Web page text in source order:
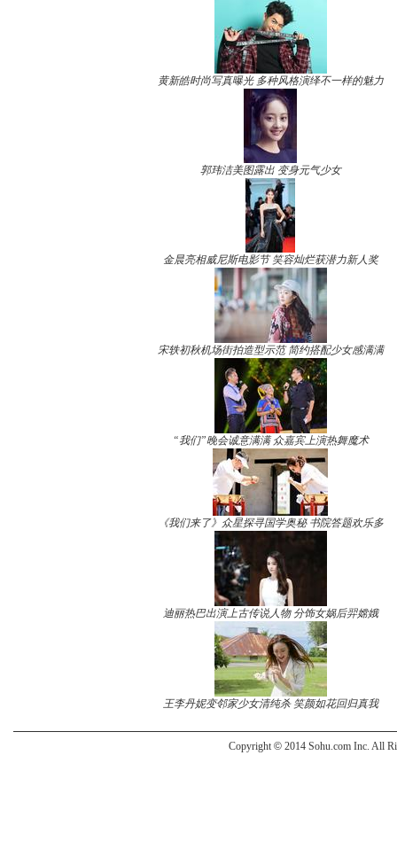
黄新皓时尚写真曝光 多种风格演绎不一样的魅力
郭玮洁美图露出 变身元气少女
金晨亮相威尼斯电影节 笑容灿烂获潜力新人奖
宋轶初秋机场街拍造型示范 简约搭配少女感满满
“我们”晚会诚意满满 众嘉宾上演热舞魔术
《我们来了》众星探寻国学奥秘 书院答题欢乐多
迪丽热巴出演上古传说人物 分饰女娲后羿嫦娥
王李丹妮变邻家少女清纯杀 笑颜如花回归真我
Copyright © 2014 Sohu.com Inc. All